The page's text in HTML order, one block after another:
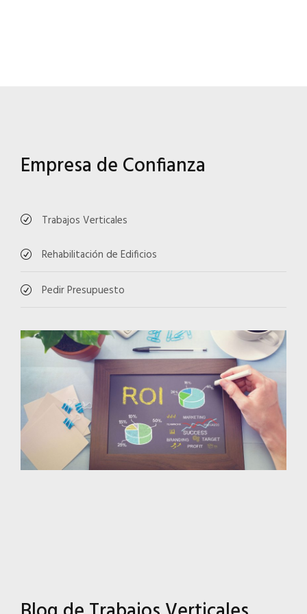
Empresa de Confianza
Trabajos Verticales
Rehabilitación de Edificios
Pedir Presupuesto